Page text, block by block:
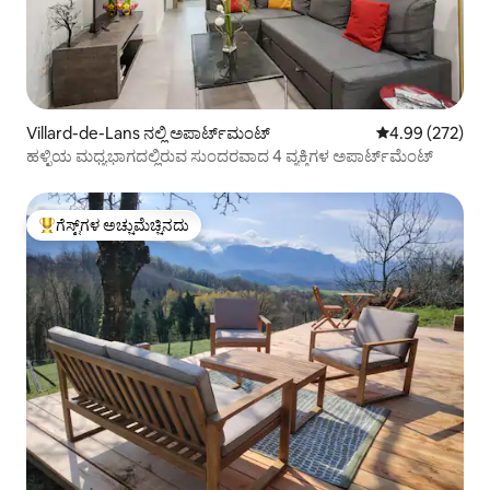
Villard-de-Lans ನಲ್ಲಿ ಅಪಾರ್ಟ್‌ಮಂಟ್ 5 ರಲ್ಲಿ 4.99
4.99 (272)
ಹಳ್ಳಿಯ ಮಧ್ಯಭಾಗದಲ್ಲಿರುವ ಸುಂದರವಾದ 4 ವ್ಯಕ್ತಿಗಳ ಅಪಾರ್ಟ್‌ಮೆಂಟ್
ಗೆಸ್ಟ್‌ಗಳಿಗೆ ಅತಿ ಹೆಚ್ಚು ಅಚ್ಚುಮೆಚ್ಚಿನದು
ಗೆಸ್ಟ್‌ಗಳ ಅಚ್ಚುಮೆಚ್ಚಿನದು